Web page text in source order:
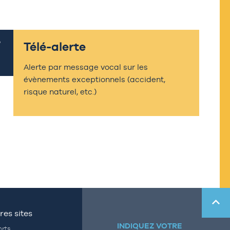
Télé-alerte
Alerte par message vocal sur les
évènements exceptionnels (accident,
risque naturel, etc.)
sites
INDIQUEZ VOTRE